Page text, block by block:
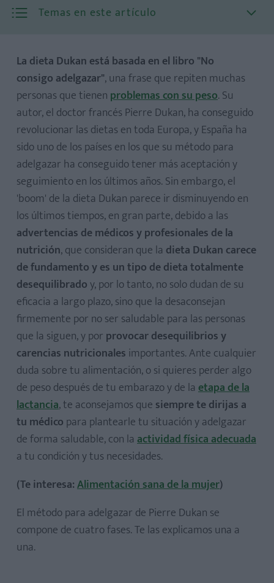
Temas en este artículo
Primera fase: ATAQUE
Segunda fase: CRUCERO
Tercera fase: CONSOLIDACIÓN
Cuarta fase: ESTABILIZACIÓN
La dieta Dukan está basada en el libro "No
consigo adelgazar", una frase que repiten muchas
personas que tienen problemas con su peso. Su
autor, el doctor francés Pierre Dukan, ha conseguido
revolucionar las dietas en toda Europa, y España ha
sido uno de los países en los que su método para
adelgazar ha conseguido tener más aceptación y
seguimiento en los últimos años. Sin embargo, el
'boom' de la dieta Dukan parece ir disminuyendo en
los últimos tiempos, en gran parte, debido a las
advertencias de médicos y profesionales de la
nutrición, que consideran que la dieta Dukan carece
de fundamento y es un tipo de dieta totalmente
desequilibradoy, por lo tanto, no solo dudan de su
eficacia a largo plazo, sino que la desaconsejan
firmemente por no ser saludable para las personas
que la siguen, y por provocar desequilibrios y
carencias nutricionales importantes. Ante cualquier
duda sobre tu alimentación, o si quieres perder algo
de peso después de tu embarazo y de la etapa de la
lactancia, te aconsejamos que siempre te dirijas a
tu médico para plantearle tu situación y adelgazar
de forma saludable, con la actividad física adecuada
a tu condición y tus necesidades.
(Te interesa:Alimentación sana de la mujer)
El método para adelgazar de Pierre Dukan se
compone de cuatro fases. Te las explicamos una a
una.